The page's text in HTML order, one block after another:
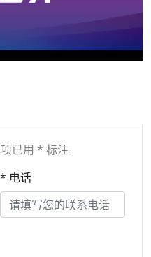
已用 * 标注
* 电话